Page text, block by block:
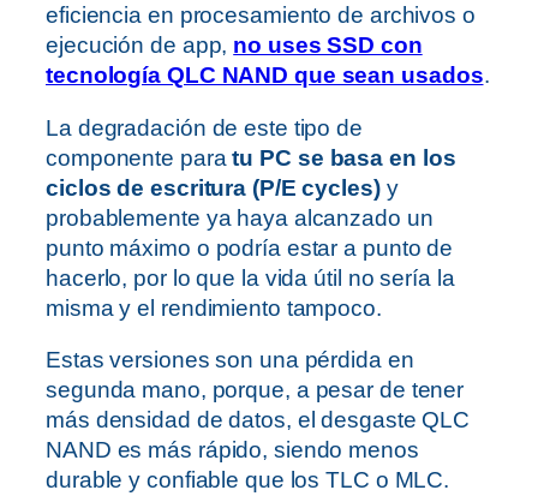
eficiencia en procesamiento de archivos o
ejecución de app, no uses SSD con
tecnología QLC NAND que sean usados.
La degradación de este tipo de
componente paratu PC se basa en los
ciclos de escritura (P/E cycles)y
probablemente ya haya alcanzado un
punto máximo o podría estar a punto de
hacerlo, por lo que la vida útil no sería la
misma y el rendimiento tampoco.
Estas versiones son una pérdida en
segunda mano, porque, a pesar de tener
más densidad de datos, el desgaste QLC
NAND es más rápido, siendo menos
durable y confiable que los TLC o MLC.